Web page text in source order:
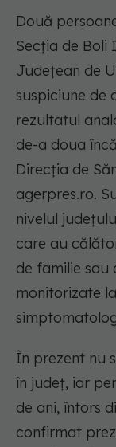
Două
Secţia de Boli
Judeţean de
suspiciune de
rezultatul
de-a doua
Direcția de
agerpres.ro.
nivelul
care au
de familie
monitorizate
În prezent nu
în judeţ, iar
de ani, întors
confirmat